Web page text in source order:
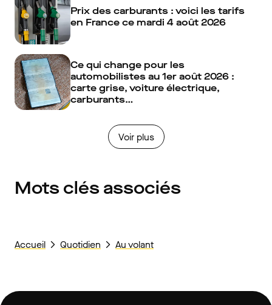
Prix des carburants : voici les tarifs
en France ce mardi 4 août 2026
Ce qui change pour les
automobilistes au 1er août 2026 :
carte grise, voiture électrique,
carburants…
Voir plus
Mots clés associés
Accueil Quotidien Au volant